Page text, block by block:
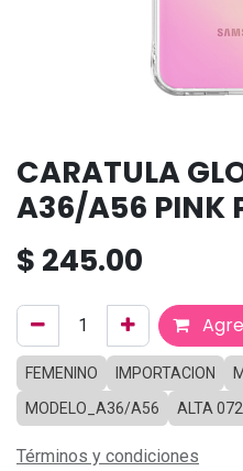
CARATULA
A36/A56 PINK
$ 245.00
FEMENINO IMPORTACION
MODELO_A36/A56
ALTA
Términos y condiciones